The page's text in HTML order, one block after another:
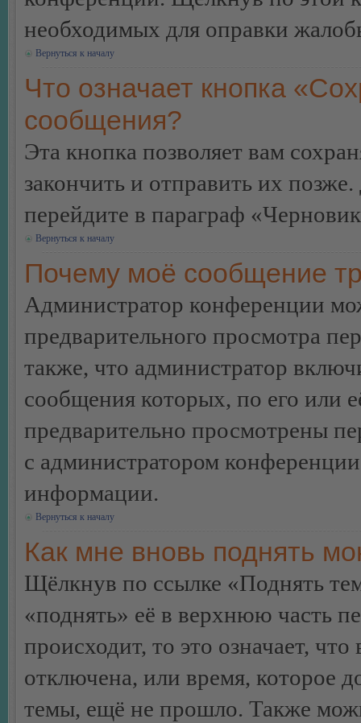
необходимых для оправки
Вернуться к началу
Что означает кнопка
сообщения?
Эта кнопка позволяет вам
закончить и отправить их
перейдите в параграф
Вернуться к началу
Почему моё сообщение
Администратор конференции
предварительного просмотра
также, что администратор
сообщения которых, по его или
предварительно просмотрены
с администратором
информации.
Вернуться к началу
Как мне вновь поднять
Щёлкнув по ссылке «Поднять
«поднять» её в верхнюю часть
происходит, то это означает,
отключена, или время, которое
темы, ещё не прошло. Также